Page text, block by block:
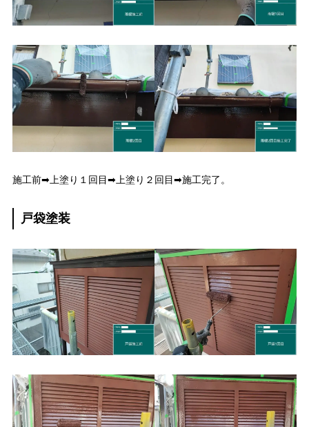
施工前➡上塗り１回目➡上塗り２回目➡施工完了。
戸袋塗装